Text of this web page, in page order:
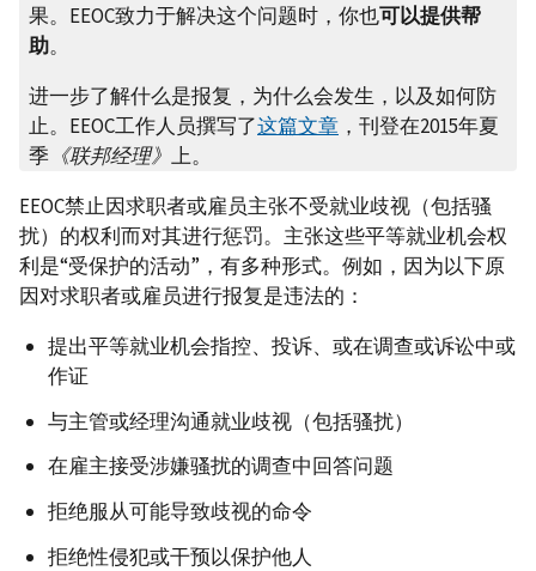
果。EEOC致力于解决这个问题时，你也可以提供帮
助。
进一步了解什么是报复，为什么会发生，以及如何防
止。EEOC工作人员撰写了这篇文章 ，刊登在2015年夏
季 《联邦经理》 上。
EEOC禁止因求职者或雇员主张不受就业歧视（包括骚
扰）的权利而对其进行惩罚。主张这些平等就业机会权
利是“受保护的活动”，有多种形式。例如，因为以下原
因对求职者或雇员进行报复是违法的：
提出平等就业机会指控、投诉、或在调查或诉讼中或
作证
与主管或经理沟通就业歧视（包括骚扰）
在雇主接受涉嫌骚扰的调查中回答问题
拒绝服从可能导致歧视的命令
拒绝性侵犯或干预以保护他人